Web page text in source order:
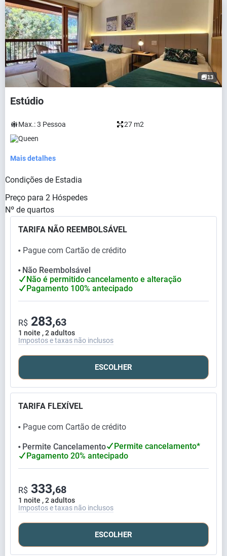
13
Estúdio
Max.:3 Pessoa
27 m2
Queen
Mais detalhes
Condições de Estadia
Preço para 2 Hóspedes
Nº de quartos
TARIFA NÃO REEMBOLSÁVEL
⬤ Pague com Cartão de crédito
⬤
Não Reembolsável
Não é permitido cancelamento e alteração
Pagamento 100% antecipado
1 noite , 2 adultos
R$ 283,63
Impostos e taxas não inclusos
ESCOLHER
TARIFA FLEXÍVEL
⬤ Pague com Cartão de crédito
⬤ Permite Cancelamento
Permite cancelamento*
Pagamento 20% antecipado
1 noite , 2 adultos
R$ 333,68
Impostos e taxas não inclusos
ESCOLHER